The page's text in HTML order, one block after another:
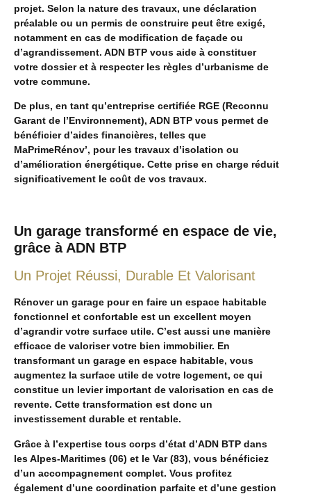
projet. Selon la nature des travaux, une déclaration
préalable ou un permis de construire peut être exigé,
notamment en cas de modification de façade ou
d’agrandissement. ADN BTP vous aide à constituer
votre dossier et à respecter les règles d’urbanisme de
votre commune.
De plus, en tant qu’entreprise certifiée RGE (Reconnu
Garant de l’Environnement), ADN BTP vous permet de
bénéficier d’aides financières, telles que
MaPrimeRénov’, pour les travaux d’isolation ou
d’amélioration énergétique. Cette prise en charge réduit
significativement le coût de vos travaux.
Un garage transformé en espace de vie,
grâce à ADN BTP
Un Projet Réussi, Durable Et Valorisant
Rénover un garage pour en faire un espace habitable
fonctionnel et confortable est un excellent moyen
d’agrandir votre surface utile. C’est aussi une manière
efficace de valoriser votre bien immobilier. En
transformant un garage en espace habitable, vous
augmentez la surface utile de votre logement, ce qui
constitue un levier important de valorisation en cas de
revente. Cette transformation est donc un
investissement durable et rentable.
Grâce à l’expertise tous corps d’état d’ADN BTP dans
les Alpes-Maritimes (06) et le Var (83), vous bénéficiez
d’un accompagnement complet. Vous profitez
également d’une coordination parfaite et d’une gestion